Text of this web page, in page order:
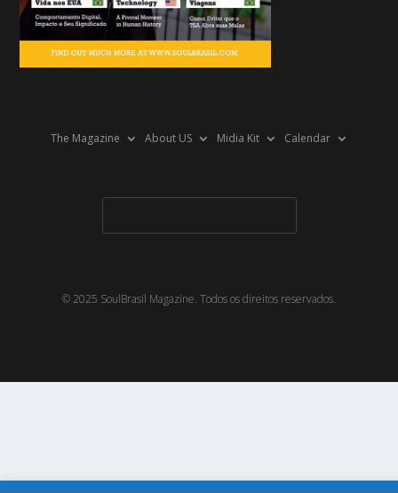
The Magazine About US Midia Kit Calendar
© 2025 SoulBrasil Magazine. Todos os direitos reservados.